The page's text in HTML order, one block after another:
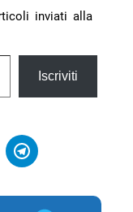
inviati alla
Iscriviti